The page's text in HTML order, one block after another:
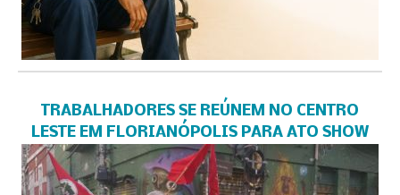
TRABALHADORES SE REÚNEM NO CENTRO
LESTE EM FLORIANÓPOLIS PARA ATO SHOW